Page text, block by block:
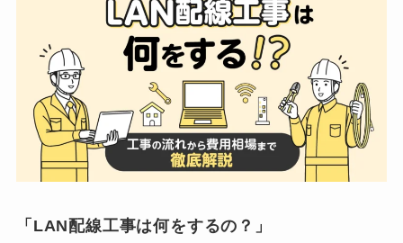
「LAN配線工事は何をするの？」